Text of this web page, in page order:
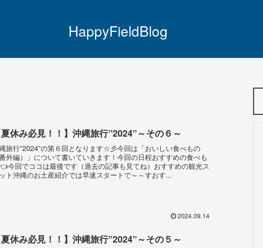
HappyFieldBlog
夏休み必見！！】沖縄旅行”2024”～その６～
旅行”2024”の第６回となります☆彡今回は「おいしい食べもの
番外編）」について書いていきます！今回の日程おすすめの食べも
今回でココは最後です（過去の記事も見てね）おすすめの観光ス
ト沖縄のお土産紹介では早速スタートで～～すおす...
2024.09.14
夏休み必見！！】沖縄旅行”2024”～その５～